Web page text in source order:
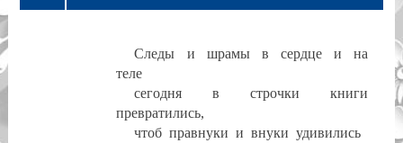
Следы и шрамы в сердце и
на
теле
сегодня
в строчки
книги
превратились,
чтоб правнуки и внуки удивились